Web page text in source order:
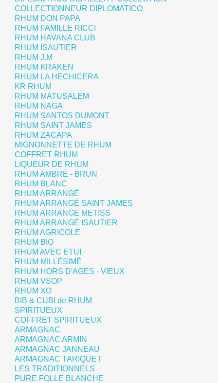
COLLECTIONNEUR DIPLOMATICO
RHUM DON PAPA
RHUM FAMILLE RICCI
RHUM HAVANA CLUB
RHUM ISAUTIER
RHUM J.M
RHUM KRAKEN
RHUM LA HECHICERA
KR RHUM
RHUM MATUSALEM
RHUM NAGA
RHUM SANTOS DUMONT
RHUM SAINT JAMES
RHUM ZACAPA
MIGNONNETTE DE RHUM
COFFRET RHUM
LIQUEUR DE RHUM
RHUM AMBRÉ - BRUN
RHUM BLANC
RHUM ARRANGÉ
RHUM ARRANGÉ SAINT JAMES
RHUM ARRANGE METISS
RHUM ARRANGÉ ISAUTIER
RHUM AGRICOLE
RHUM BIO
RHUM AVEC ETUI
RHUM MILLÉSIMÉ
RHUM HORS D'AGES - VIEUX
RHUM VSOP
RHUM XO
BIB & CUBI de RHUM
SPIRITUEUX
COFFRET SPIRITUEUX
ARMAGNAC
ARMAGNAC ARMIN
ARMAGNAC JANNEAU
ARMAGNAC TARIQUET
LES TRADITIONNELS
PURE FOLLE BLANCHE